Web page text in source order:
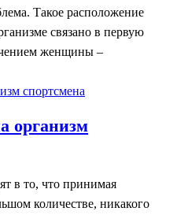
Такое расположение
связано в первую
женщины –
организм
в то, что принимая
количестве, никакого